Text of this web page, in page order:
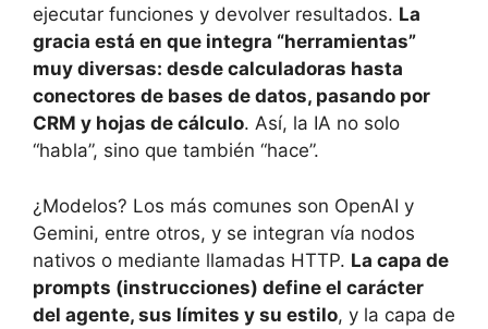
ejecutar funciones y devolver resultados. La
gracia está en que integra “herramientas”
muy diversas: desde calculadoras hasta
conectores de bases de datos, pasando por
CRM y hojas de cálculo. Así, la IA no solo
“habla”, sino que también “hace”.
¿Modelos? Los más comunes son OpenAI y
Gemini, entre otros, y se integran vía nodos
nativos o mediante llamadas HTTP. La capa de
prompts (instrucciones) define el carácter
del agente, sus límites y su estilo, y la capa de